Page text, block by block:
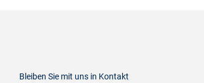
Bleiben Sie mit uns in Kontakt